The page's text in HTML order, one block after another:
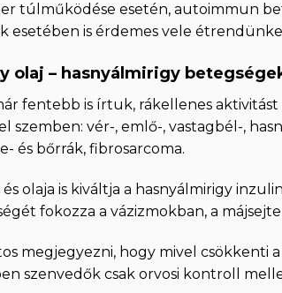
túlműködése esetén, autoimmun
esetében is érdemes vele
olaj – hasnyálmirigy
fentebb is írtuk, rákellenes
szemben: vér-, emlő-, vastagbél-,
és bőrrák, fibrosarcoma.
olaja is kiváltja a hasnyálmirigy
fokozza a vázizmokban, a
megjegyezni, hogy mivel csökkenti
szenvedők csak orvosi kontroll